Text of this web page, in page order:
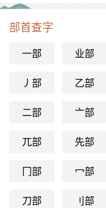
部首查字
一部 业部
丿部 乙部
二部 亠部
兀部 先部
冂部 冖部
刀部 刂部